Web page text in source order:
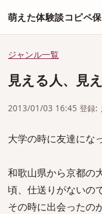
萌えた体験談コピペ
ジャンル一覧
見える人、見
2013/01/03 16:45 登録:
大学の時に友達にな
和歌山県から京都の
頃、仕送りがないの
その時に出会ったの